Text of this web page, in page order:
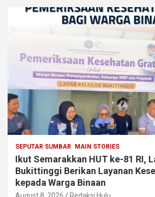
SEPUTAR SUMBAR MAIN STORIES
Ikut Semarakkan HUT ke-81 RI,
Bukittinggi Berikan Layanan
kepada Warga Binaan